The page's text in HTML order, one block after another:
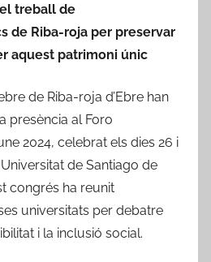
c
s
d
R
i
b
treball de
de Riba-roja per preservar
aquest patrimoni únic
de Riba-roja d’Ebre han
presència al Foro
2024, celebrat els dies 26 i
de Santiago de
congrés ha reunit
universitats per debatre
i la inclusió social.